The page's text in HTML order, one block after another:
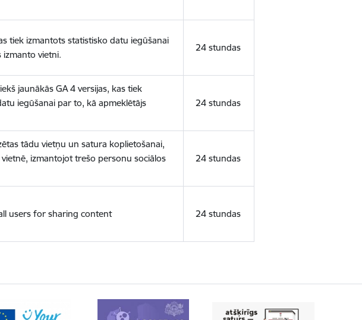
tiek izmantots statistisko datu iegūšanai
izmanto vietni.
24 stundas
jaunākās GA 4 versijas, kas tiek
iegūšanai par to, kā apmeklētājs
24 stundas
tādu vietņu un satura koplietošanai,
izmantojot trešo personu sociālos
24 stundas
users for sharing content 24 stundas